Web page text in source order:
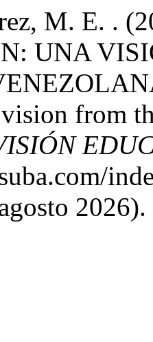
M. E. .
UNA
from
2026).